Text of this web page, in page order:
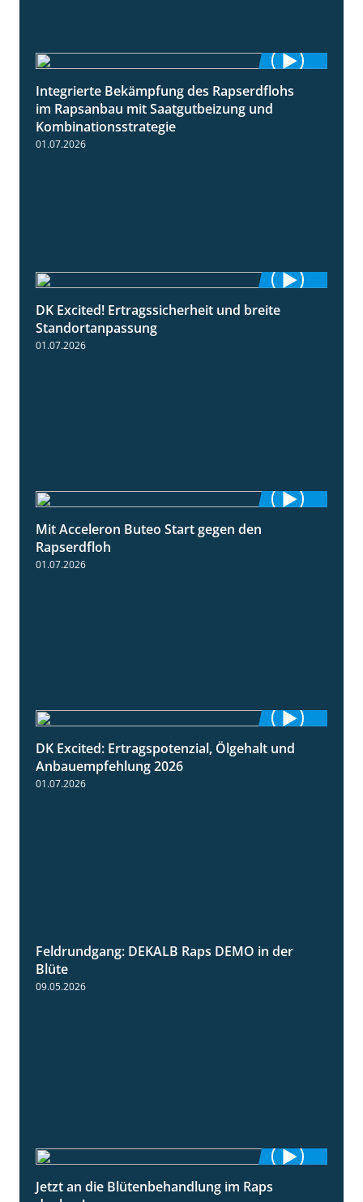
2:31
Integrierte Bekämpfung des Rapserdflohs
im Rapsanbau mit Saatgutbeizung und
Kombinationsstrategie
01.07.2026
2:41
DK Excited! Ertragssicherheit und breite
Standortanpassung
01.07.2026
Mit Acceleron Buteo Start gegen den
Rapserdfloh
01.07.2026
1:46
DK Excited: Ertragspotenzial, Ölgehalt und
Anbauempfehlung 2026
01.07.2026
2:37
Feldrundgang: DEKALB Raps DEMO in der
Blüte
09.05.2026
Jetzt an die Blütenbehandlung im Raps